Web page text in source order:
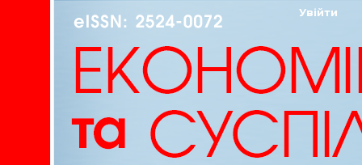
Увійти